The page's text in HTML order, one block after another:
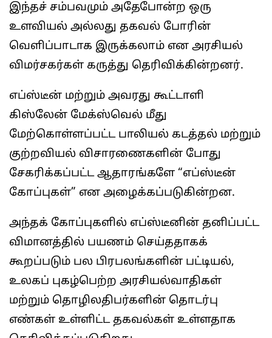
இந்தச் சம்பவமும் அதேபோன்ற ஒரு
உளவியல் அல்லது தகவல் போரின்
வெளிப்பாடாக இருக்கலாம் என அரசியல்
விமர்சகர்கள் கருத்து தெரிவிக்கின்றனர்.
எப்ஸ்டீன் மற்றும் அவரது கூட்டாளி
கிஸ்லேன் மேக்ஸ்வெல் மீது
மேற்கொள்ளப்பட்ட பாலியல் கடத்தல் மற்றும்
குற்றவியல் விசாரணைகளின் போது
சேகரிக்கப்பட்ட ஆதாரங்களே “எப்ஸ்டீன்
கோப்புகள்” என அழைக்கப்படுகின்றன.
அந்தக் கோப்புகளில் எப்ஸ்டீனின் தனிப்பட்ட
விமானத்தில் பயணம் செய்ததாகக்
கூறப்படும் பல பிரபலங்களின் பட்டியல்,
உலகப் புகழ்பெற்ற அரசியல்வாதிகள்
மற்றும் தொழிலதிபர்களின் தொடர்பு
எண்கள் உள்ளிட்ட தகவல்கள் உள்ளதாக